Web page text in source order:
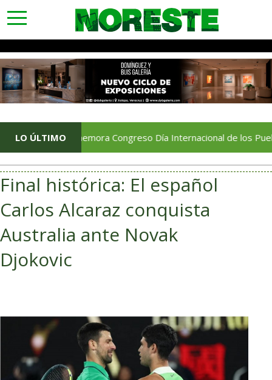
toggle
navigation
LO ÚLTIMO
Conmemora Congreso Día Internacional de los Pueblos
Final histórica: El español
Carlos Alcaraz conquista
Australia ante Novak
Djokovic